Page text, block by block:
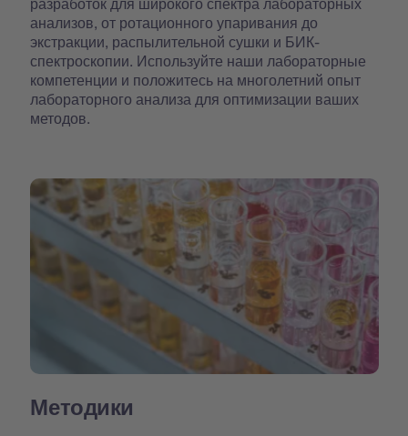
анализов, от ротационного упаривания до
экстракции, распылительной сушки и БИК-
спектроскопии. Используйте наши лабораторные
компетенции и положитесь на многолетний опыт
лабораторного анализа для оптимизации ваших
методов.
Методики